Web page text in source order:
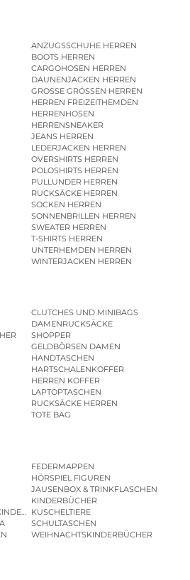
ANZUGSSCHUHE HERREN
BOOTS HERREN
CARGOHOSEN HERREN
DAUNENJACKEN HERREN
GROSSE GRÖSSEN HERREN
HERREN FREIZEITHEMDEN
HERRENHOSEN
HERRENSNEAKER
JEANS HERREN
LEDERJACKEN HERREN
OVERSHIRTS HERREN
POLOSHIRTS HERREN
PULLUNDER HERREN
RUCKSÄCKE HERREN
SOCKEN HERREN
SONNENBRILLEN HERREN
SWEATER HERREN
T-SHIRTS HERREN
UNTERHEMDEN HERREN
WINTERJACKEN HERREN
CLUTCHES UND MINIBAGS
DAMENRUCKSÄCKE
SHOPPER
GELDBÖRSEN DAMEN
HANDTASCHEN
HARTSCHALENKOFFER
HERREN KOFFER
LAPTOPTASCHEN
RUCKSÄCKE HERREN
TOTE BAG
FEDERMAPPEN
HÖRSPIEL FIGUREN
JAUSENBOX & TRINKFLASCHEN
KINDERBÜCHER
KUSCHELTIERE
SCHULTASCHEN
WEIHNACHTSKINDERBÜCHER